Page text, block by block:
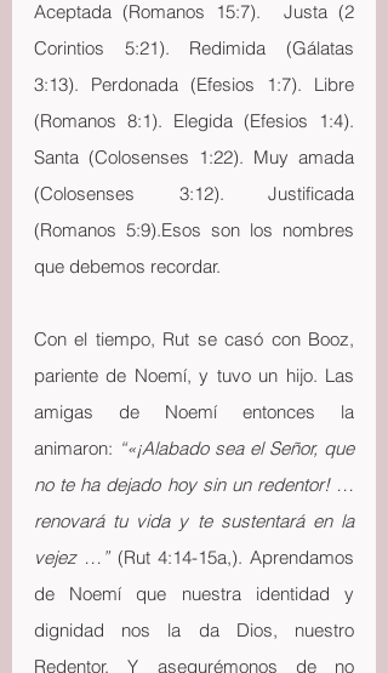
Aceptada (Romanos 15:7).  Justa (2
Corintios 5:21). Redimida (Gálatas
3:13). Perdonada (Efesios 1:7). Libre
(Romanos 8:1). Elegida (Efesios 1:4).
Santa (Colosenses 1:22). Muy amada
(Colosenses 3:12). Justificada
(Romanos 5:9).Esos son los nombres
que debemos recordar.
Con el tiempo, Rut se casó con Booz,
pariente de Noemí, y tuvo un hijo. Las
amigas de Noemí entonces la
animaron: “«¡Alabado sea el Señor, que
no te ha dejado hoy sin un redentor! …
renovará tu vida y te sustentará en la
vejez …” (Rut 4:14-15a,). Aprendamos
de Noemí que nuestra identidad y
dignidad nos la da Dios, nuestro
Redentor. Y asegurémonos de no